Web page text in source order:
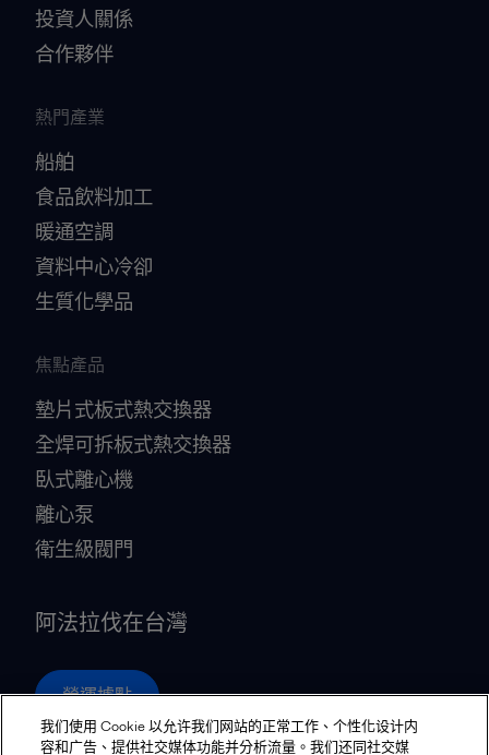
投資人關係
合作夥伴
熱門產業
船舶
食品飲料加工
暖通空調
資料中心冷卻
生質化學品
焦點產品
墊片式板式熱交換器
全焊可拆板式熱交換器
臥式離心機
離心泵
衛生級閥門
阿法拉伐在台灣
營運據點
我们使用 Cookie 以允许我们网站的正常工作、个性化设计内
容和广告、提供社交媒体功能并分析流量。我们还同社交媒